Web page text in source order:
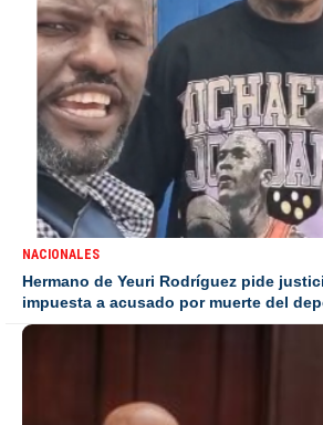
NACIONALES
Hermano de Yeuri Rodríguez pide
impuesta a acusado por muerte del